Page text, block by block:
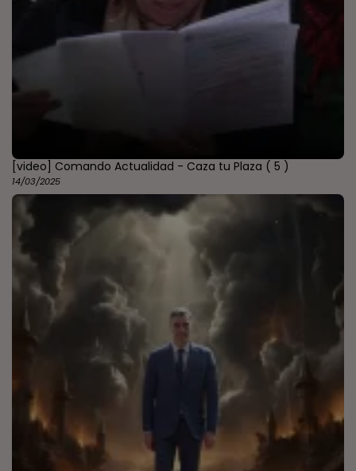
[video] Comando Actualidad - Caza tu Plaza ( 5 )
14/03/2025